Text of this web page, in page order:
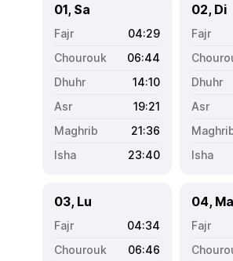
01, Sa
04:29
06:44
14:10
19:21
21:36
23:40
02, Di
03, Lu
04:34
06:46
04, Ma